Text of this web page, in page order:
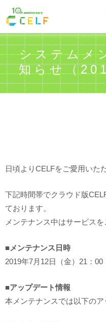
システムメ
知らせ（
日頃よりCELFをご愛用いた
下記時間帯でクラウド版
ております。
メンテナンス中はサービスを
■メンテナンス日時
2019年7月12日（金）21：00
■アップデート情報
本メンテナンスでは以下のア